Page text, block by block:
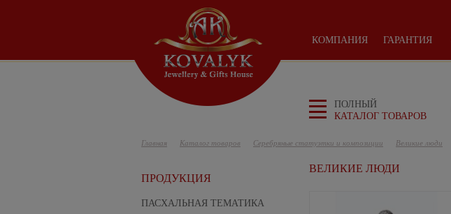
КОМПАНИЯ ГАРАНТИЯ
ПОЛНЫЙ
КАТАЛОГ ТОВАРОВ
Главная Каталог товаров Серебряные статуэтки и композиции Великие люди
ПРОДУКЦИЯ
ПАСХАЛЬНАЯ ТЕМАТИКА
ВЕЛИКИЕ ЛЮДИ